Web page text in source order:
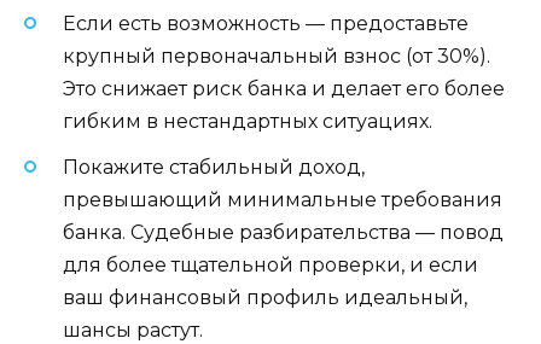
Если есть возможность — предоставьте
крупный первоначальный взнос (от 30%).
Это снижает риск банка и делает его более
гибким в нестандартных ситуациях.
Покажите стабильный доход,
превышающий минимальные требования
банка. Судебные разбирательства — повод
для более тщательной проверки, и если
ваш финансовый профиль идеальный,
шансы растут.